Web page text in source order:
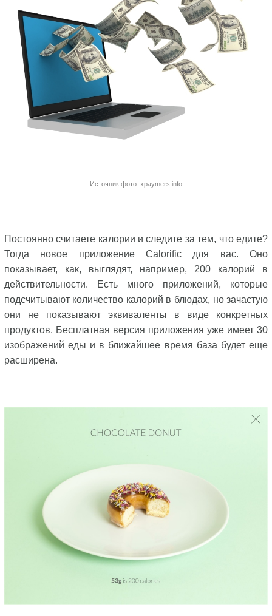
Источник фото: xpaymers.info
Постоянно считаете калории и следите за тем, что едите?
Тогда новое приложение Calorific для вас. Оно
показывает, как, выглядят, например, 200 калорий в
действительности. Есть много приложений, которые
подсчитывают количество калорий в блюдах, но зачастую
они не показывают эквиваленты в виде конкретных
продуктов. Бесплатная версия приложения уже имеет 30
изображений еды и в ближайшее время база будет еще
расширена.